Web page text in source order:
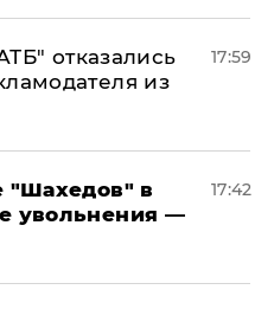
отказались
из
17:59
"Шахедов" в
увольнения —
17:42